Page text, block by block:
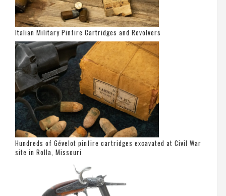
Italian Military Pinfire Cartridges and Revolvers
Hundreds of Gévelot pinfire cartridges excavated at Civil War
site in Rolla, Missouri